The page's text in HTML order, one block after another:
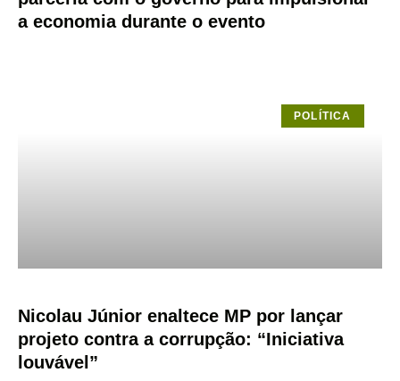
a economia durante o evento
POLÍTICA
Nicolau Júnior enaltece MP por lançar
projeto contra a corrupção: “Iniciativa
louvável”